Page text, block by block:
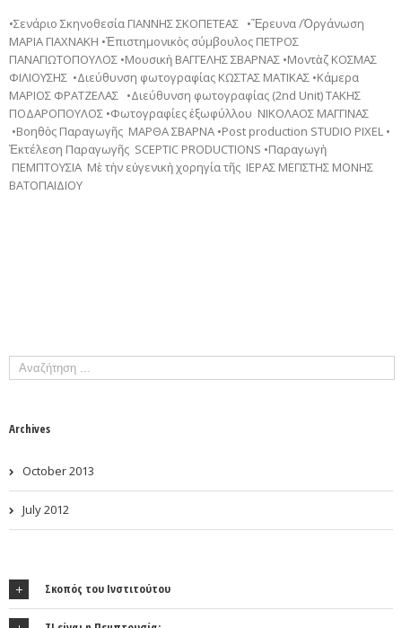
•Σενάριο Σκηνοθεσία ΓΙΑΝΝΗΣ ΣΚΟΠΕΤΕΑΣ •Ἔρευνα /Ὀργάνωση
ΜΑΡΙΑ ΓΙΑΧΝΑΚΗ •Ἐπιστημονικὸς σύμβουλος ΠΕΤΡΟΣ
ΠΑΝΑΓΙΩΤΟΠΟΥΛΟΣ •Μουσικὴ ΒΑΓΓΕΛΗΣ ΣΒΑΡΝΑΣ •Μοντὰζ ΚΟΣΜΑΣ
ΦΙΛΙΟΥΣΗΣ •Διεύθυνση φωτογραφίας ΚΩΣΤΑΣ ΜΑΤΙΚΑΣ •Κάμερα
ΜΑΡΙΟΣ ΦΡΑΤΖΕΛΑΣ •Διεύθυνση φωτογραφίας (2nd Unit) ΤΑΚΗΣ
ΠΟΔΑΡΟΠΟΥΛΟΣ •Φωτογραφίες ἐξωφύλλου ΝΙΚΟΛΑΟΣ ΜΑΓΓΙΝΑΣ
•Βοηθὸς Παραγωγῆς ΜΑΡΘΑ ΣΒΑΡΝΑ •Post production STUDIO PIXEL •
Ἐκτέλεση Παραγωγῆς SCEPTIC PRODUCTIONS •Παραγωγὴ
ΠΕΜΠΤΟΥΣΙΑ Μὲ τὴν εὐγενικὴ χορηγία τῆς ΙΕΡΑΣ ΜΕΓΙΣΤΗΣ ΜΟΝΗΣ
ΒΑΤΟΠΑΙΔΙΟΥ
Archives
October 2013
July 2012
Σκοπός του Ινστιτούτου